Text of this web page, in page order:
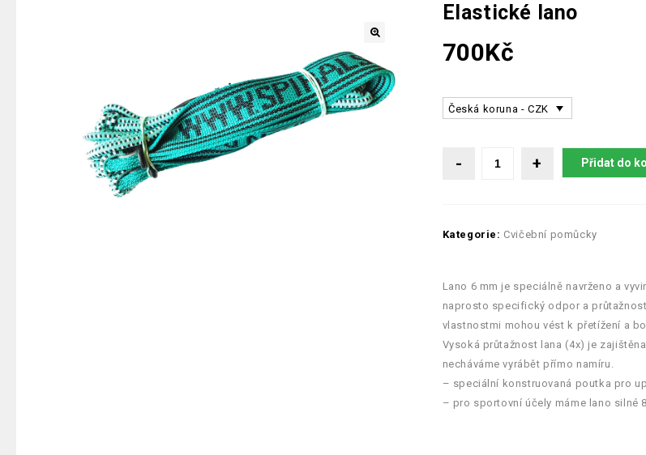
Elastické lano
700Kč
Česká koruna - CZK
Přidat do
Kategorie: Cvičební pomůcky
Lano 6 mm je speciálně navrženo a
naprosto specifický odpor a
vlastnostmi mohou vést k přetížení a
Vysoká průtažnost lana (4x) je
necháváme vyrábět přímo namíru.
– speciální konstruovaná poutka pro
– pro sportovní účely máme lano silné